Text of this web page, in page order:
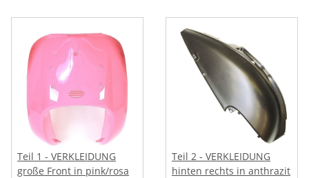
Teil 1 - VERKLEIDUNG
große Front in pink/rosa
Teil 2 - VERKLEIDUNG
hinten rechts in anthrazit